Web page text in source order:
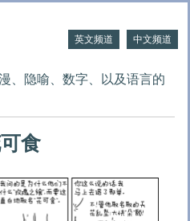
英文频道 中文频道
、隐喻、数字、以及语言的
食